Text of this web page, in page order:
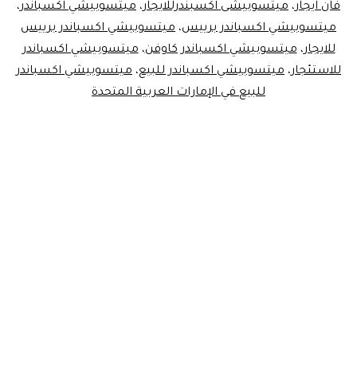
فان ايجار، ميتسوبيشى اكسبندرللايجار، ميتسوبيشي اكسباندر،
ميتسوبيشي اكسباندر برييس، ميتسوبيشي اكسباندر برييس
للايجار،ميتسوبيشي اكسباندر كاوفن،ميتسوبيشي اكسباندر
للاستئجار، ميتسوبيشي اكسباندر للبيع، ميتسوبيشي اكسباندر
للبيع في الإمارات العربية المتحدة